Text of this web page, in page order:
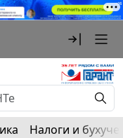
Налоги и